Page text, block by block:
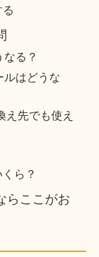
る？
ルはどうな
え先でも使え
ら？
らここがお